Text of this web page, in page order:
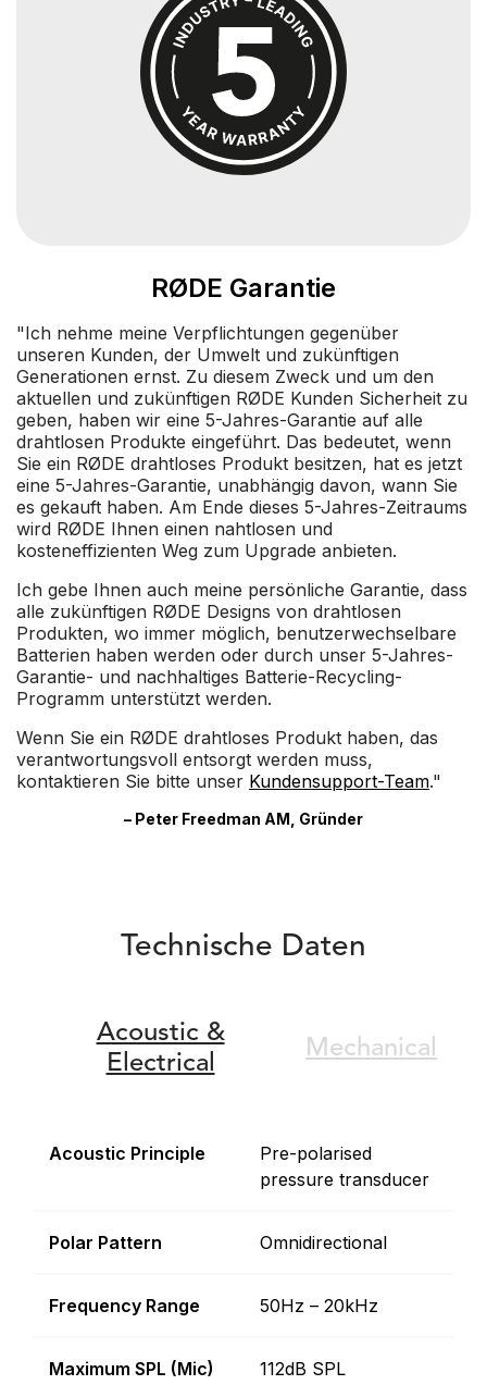
RØDE Garantie
"Ich nehme meine Verpflichtungen gegenüber
unseren Kunden, der Umwelt und zukünftigen
Generationen ernst. Zu diesem Zweck und um den
aktuellen und zukünftigen RØDE Kunden Sicherheit zu
geben, haben wir eine 5-Jahres-Garantie auf alle
drahtlosen Produkte eingeführt. Das bedeutet, wenn
Sie ein RØDE drahtloses Produkt besitzen, hat es jetzt
eine 5-Jahres-Garantie, unabhängig davon, wann Sie
es gekauft haben. Am Ende dieses 5-Jahres-Zeitraums
wird RØDE Ihnen einen nahtlosen und
kosteneffizienten Weg zum Upgrade anbieten.
Ich gebe Ihnen auch meine persönliche Garantie, dass
alle zukünftigen RØDE Designs von drahtlosen
Produkten, wo immer möglich, benutzerwechselbare
Batterien haben werden oder durch unser 5-Jahres-
Garantie- und nachhaltiges Batterie-Recycling-
Programm unterstützt werden.
Wenn Sie ein RØDE drahtloses Produkt haben, das
verantwortungsvoll entsorgt werden muss,
kontaktieren Sie bitte unser Kundensupport-Team."
– Peter Freedman AM, Gründer
Technische Daten
Acoustic &
Electrical
Mechanical
Acoustic Principle
Pre-polarised
pressure transducer
Polar Pattern Omnidirectional
Frequency Range 50Hz – 20kHz
Maximum SPL (Mic) 112dB SPL